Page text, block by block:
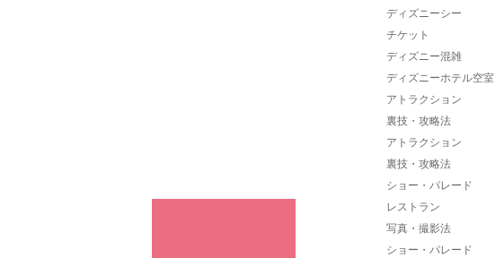
ディズニーシー
チケット
ディズニー混雑
ディズニーホテル空室
アトラクション
裏技・攻略法
アトラクション
裏技・攻略法
ショー・パレード
レストラン
写真・撮影法
ショー・パレード